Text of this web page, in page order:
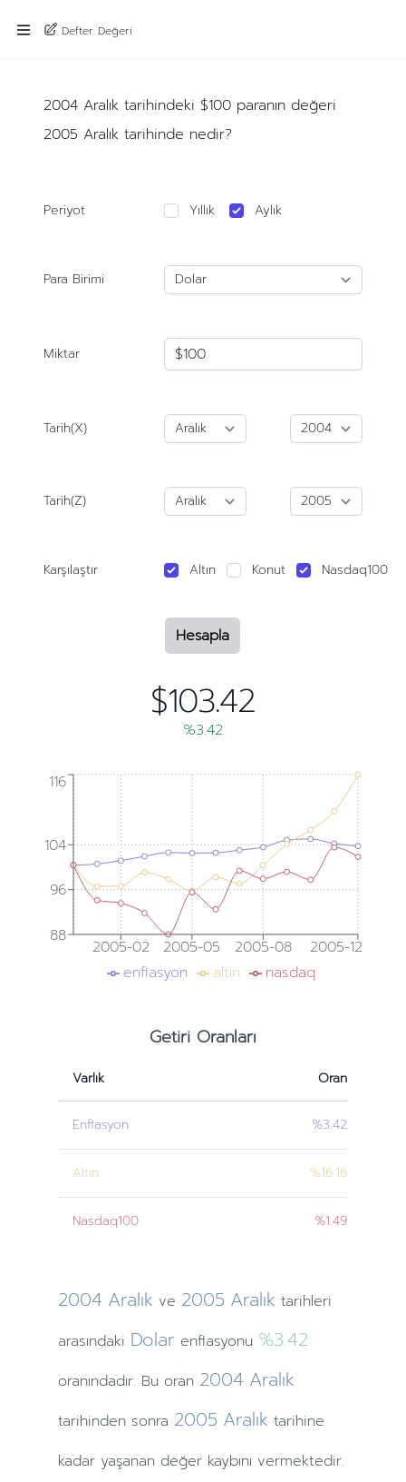
Defter Değeri
2004 Aralık tarihindeki $100 paranın değeri
2005 Aralık tarihinde nedir?
Periyot Yıllık Aylık
Para Birimi
Miktar
Tarih(X)
Tarih(Z)
Karşılaştır Altın Konut Nasdaq100
Hesapla
$103.42
%3.42
2005-02 2005-05 2005-08 2005-12
88
96
104
116
enflasyon altın nasdaq
Getiri Oranları
Varlık Oran
Enflasyon %3.42
Altın %16.16
Nasdaq100 %1.49
2004 Aralık ve 2005 Aralık tarihleri
arasındaki Dolar enflasyonu %3.42
oranındadır. Bu oran 2004 Aralık
tarihindensonra 2005 Aralık tarihine
kadar yaşanan değer kaybını vermektedir.